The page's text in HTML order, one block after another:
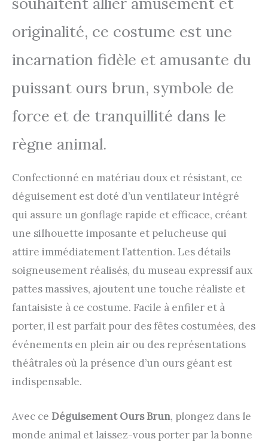
originalité, ce costume est une
incarnation fidèle et amusante du
puissant ours brun, symbole de
force et de tranquillité dans le
règne animal.
Confectionné en matériau doux et résistant, ce
déguisement est doté d’un ventilateur intégré
qui assure un gonflage rapide et efficace, créant
une silhouette imposante et pelucheuse qui
attire immédiatement l’attention. Les détails
soigneusement réalisés, du museau expressif aux
pattes massives, ajoutent une touche réaliste et
fantaisiste à ce costume. Facile à enfiler et à
porter, il est parfait pour des fêtes costumées, des
événements en plein air ou des représentations
théâtrales où la présence d’un ours géant est
indispensable.
Avec ce Déguisement Ours Brun, plongez dans le
monde animal et laissez-vous porter par la bonne